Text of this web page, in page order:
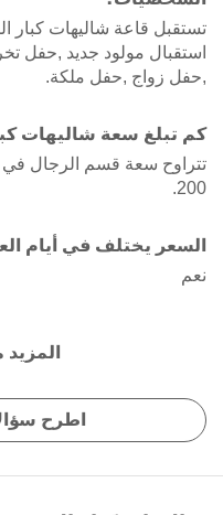
تستقبل قاعة شاليهات
استقبال مولود جديد ,حفل
,حفل زواج ,حفل ملكة.
كم تبلغ سعة شاليهات
تتراوح سعة قسم الرجال في
200.
السعر يختلف في أيام
نعم
اطرح